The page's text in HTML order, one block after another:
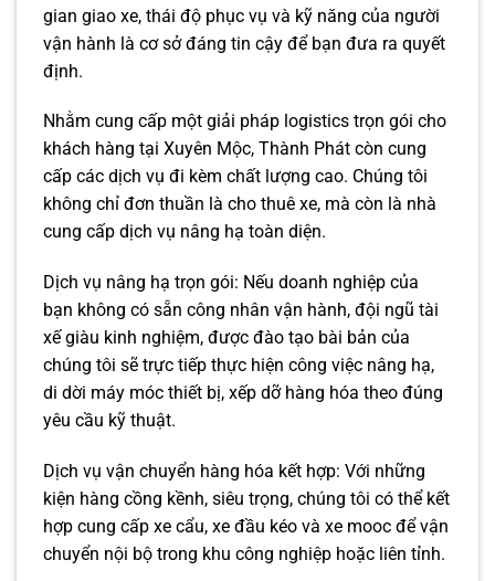
gian giao xe, thái độ phục vụ và kỹ năng của người
vận hành là cơ sở đáng tin cậy để bạn đưa ra quyết
định.
Nhằm cung cấp một giải pháp logistics trọn gói cho
khách hàng tại Xuyên Mộc, Thành Phát còn cung
cấp các dịch vụ đi kèm chất lượng cao. Chúng tôi
không chỉ đơn thuần là cho thuê xe, mà còn là nhà
cung cấp dịch vụ nâng hạ toàn diện.
Dịch vụ nâng hạ trọn gói: Nếu doanh nghiệp của
bạn không có sẵn công nhân vận hành, đội ngũ tài
xế giàu kinh nghiệm, được đào tạo bài bản của
chúng tôi sẽ trực tiếp thực hiện công việc nâng hạ,
di dời máy móc thiết bị, xếp dỡ hàng hóa theo đúng
yêu cầu kỹ thuật.
Dịch vụ vận chuyển hàng hóa kết hợp: Với những
kiện hàng cồng kềnh, siêu trọng, chúng tôi có thể kết
hợp cung cấp xe cẩu, xe đầu kéo và xe mooc để vận
chuyển nội bộ trong khu công nghiệp hoặc liên tỉnh.